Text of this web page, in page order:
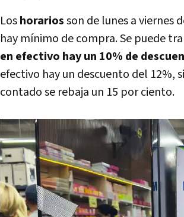
Loshorariosson de lunes a viernes
hay mínimo de compra. Se puede
en efectivo hay un 10% de
efectivo hay un descuento del 12%,
contado se rebaja un 15 por ciento.